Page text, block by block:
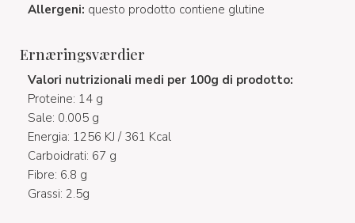
Allergeni: questo prodotto contiene glutine
Ernæringsværdier
Valori nutrizionali medi per 100g di prodotto:
Proteine: 14 g
Sale: 0.005 g
Energia: 1256 KJ / 361 Kcal
Carboidrati: 67 g
Fibre: 6.8 g
Grassi: 2.5g